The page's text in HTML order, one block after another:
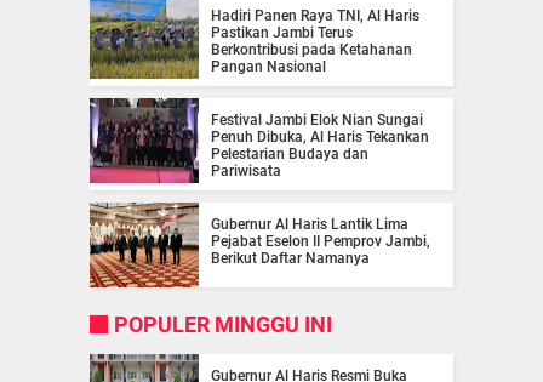
Hadiri Panen Raya TNI, Al Haris
Pastikan Jambi Terus
Berkontribusi pada Ketahanan
Pangan Nasional
Festival Jambi Elok Nian Sungai
Penuh Dibuka, Al Haris Tekankan
Pelestarian Budaya dan
Pariwisata
Gubernur Al Haris Lantik Lima
Pejabat Eselon II Pemprov Jambi,
Berikut Daftar Namanya
POPULER MINGGU INI
Gubernur Al Haris Resmi Buka